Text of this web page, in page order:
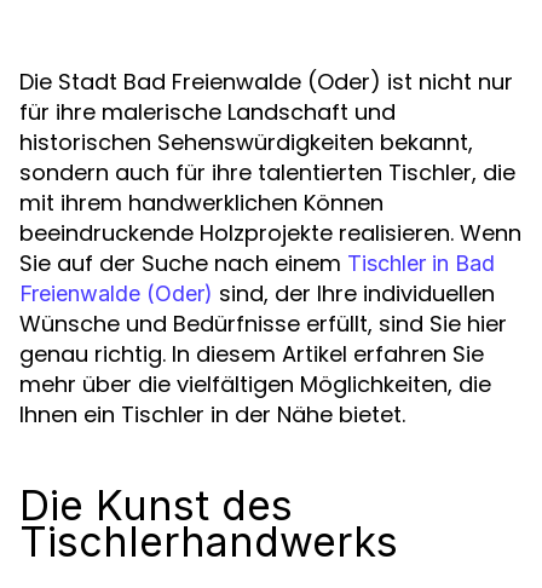
Die Stadt Bad Freienwalde (Oder) ist nicht nur
für ihre malerische Landschaft und
historischen Sehenswürdigkeiten bekannt,
sondern auch für ihre talentierten Tischler, die
mit ihrem handwerklichen Können
beeindruckende Holzprojekte realisieren. Wenn
Sie auf der Suche nach einem Tischler in Bad
Freienwalde (Oder) sind, der Ihre individuellen
Wünsche und Bedürfnisse erfüllt, sind Sie hier
genau richtig. In diesem Artikel erfahren Sie
mehr über die vielfältigen Möglichkeiten, die
Ihnen ein Tischler in der Nähe bietet.
Die Kunst des
Tischlerhandwerks